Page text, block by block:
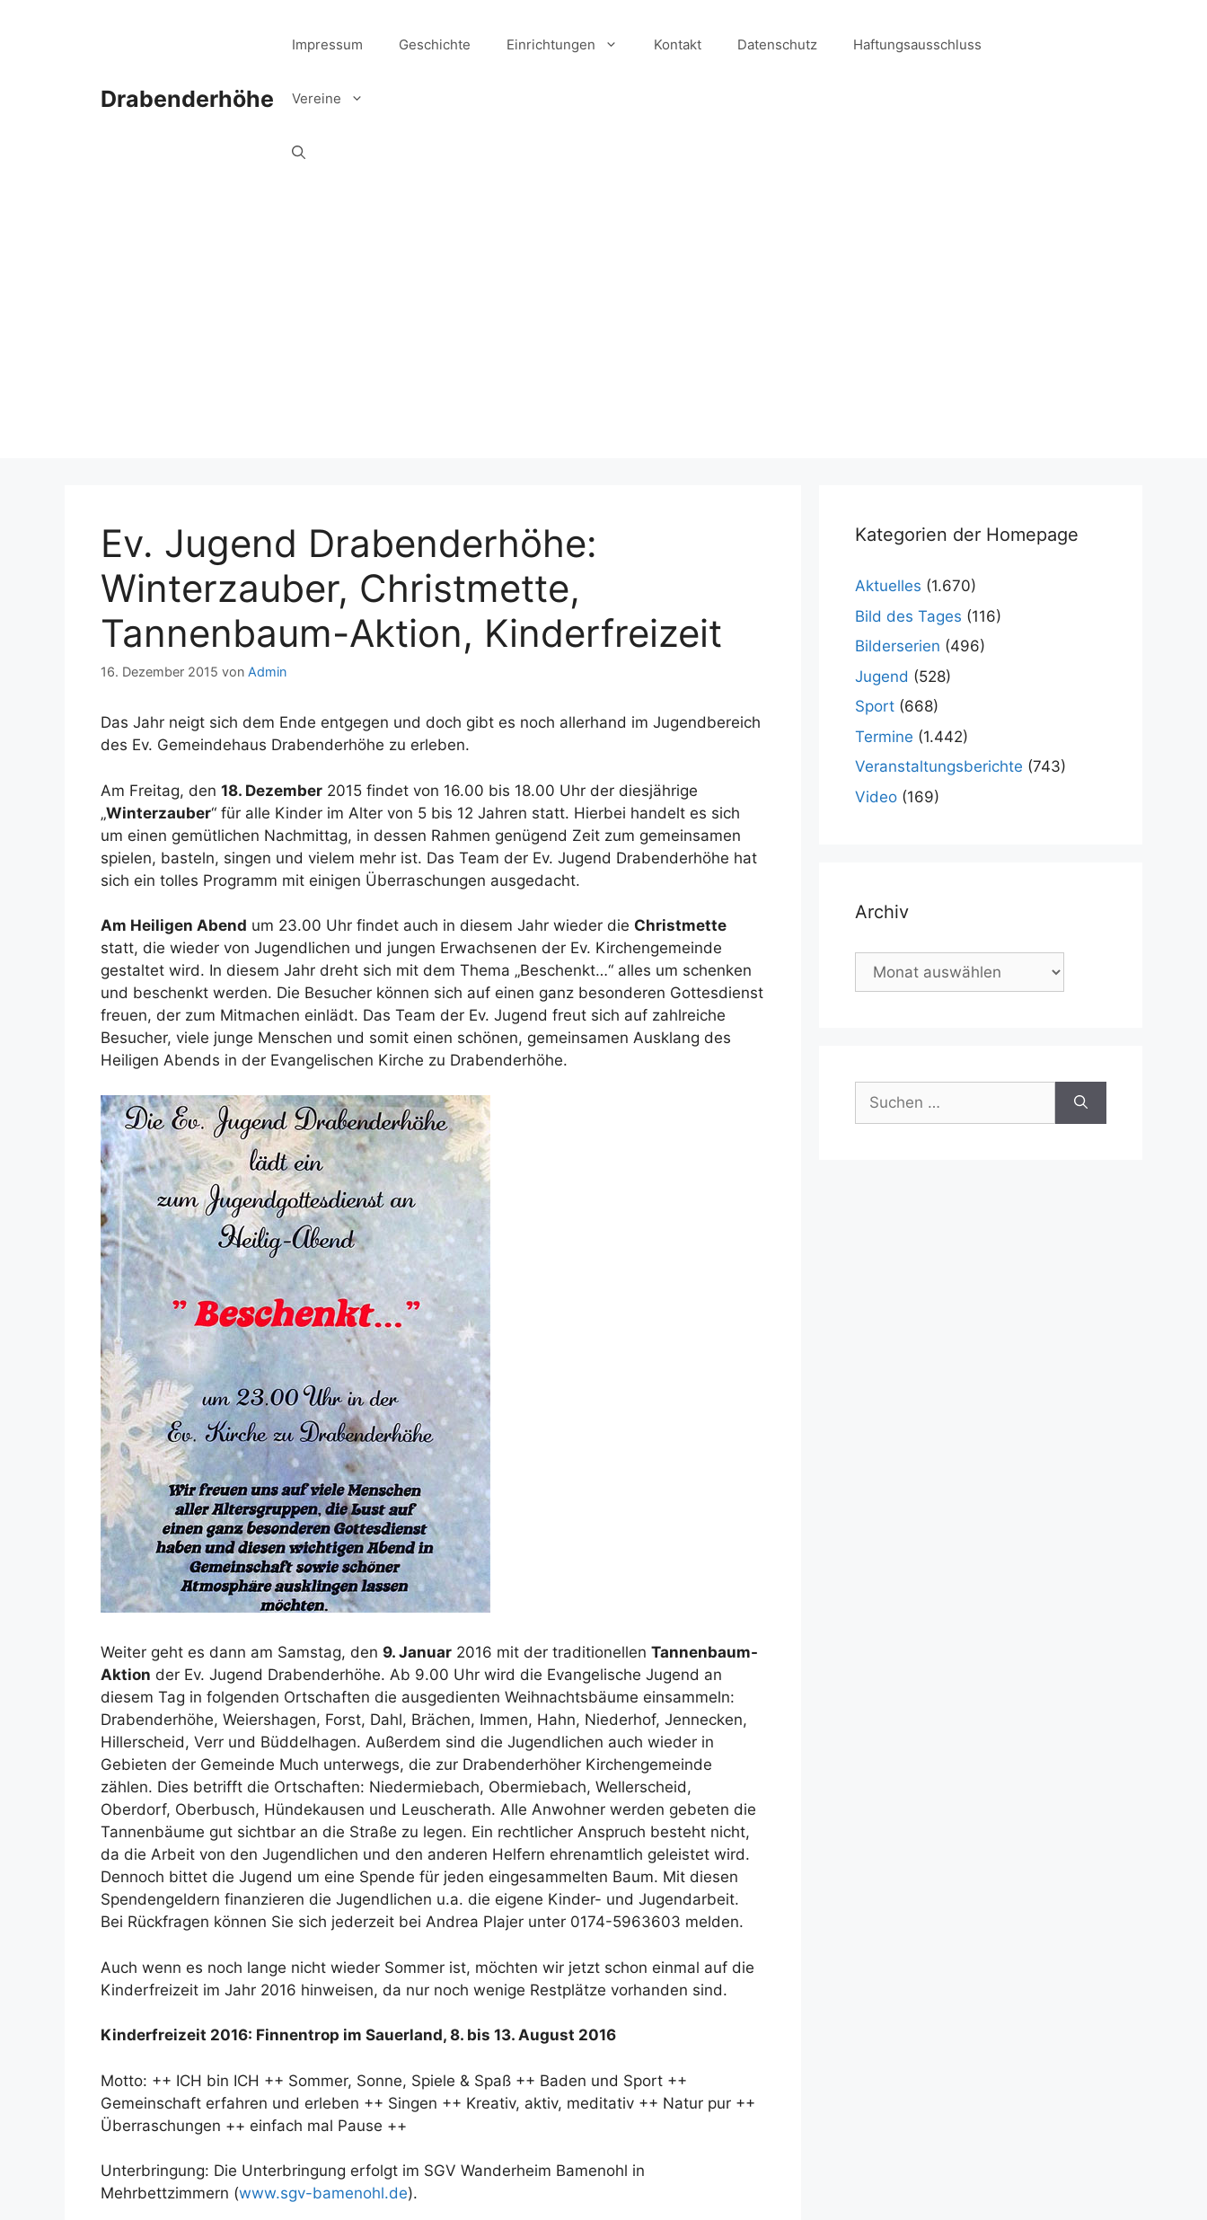
Drabenderhöhe
Impressum Geschichte Einrichtungen Kontakt Datenschutz Haftungsausschluss
Vereine
Ev. Jugend Drabenderhöhe:
Winterzauber, Christmette,
Tannenbaum-Aktion, Kinderfreizeit
16. Dezember 2015 von Admin
Das Jahr neigt sich dem Ende entgegen und doch gibt es noch allerhand im Jugendbereich
des Ev. Gemeindehaus Drabenderhöhe zu erleben.
Am Freitag, den 18. Dezember 2015 findet von 16.00 bis 18.00 Uhr der diesjährige
„Winterzauber“ für alle Kinder im Alter von 5 bis 12 Jahren statt. Hierbei handelt es sich
um einen gemütlichen Nachmittag, in dessen Rahmen genügend Zeit zum gemeinsamen
spielen, basteln, singen und vielem mehr ist. Das Team der Ev. Jugend Drabenderhöhe hat
sich ein tolles Programm mit einigen Überraschungen ausgedacht.
Am Heiligen Abend um 23.00 Uhr findet auch in diesem Jahr wieder die Christmette
statt, die wieder von Jugendlichen und jungen Erwachsenen der Ev. Kirchengemeinde
gestaltet wird. In diesem Jahr dreht sich mit dem Thema „Beschenkt…“ alles um schenken
und beschenkt werden. Die Besucher können sich auf einen ganz besonderen Gottesdienst
freuen, der zum Mitmachen einlädt. Das Team der Ev. Jugend freut sich auf zahlreiche
Besucher, viele junge Menschen und somit einen schönen, gemeinsamen Ausklang des
Heiligen Abends in der Evangelischen Kirche zu Drabenderhöhe.
Weiter geht es dann am Samstag, den 9. Januar 2016 mit der traditionellen Tannenbaum-
Aktion der Ev. Jugend Drabenderhöhe. Ab 9.00 Uhr wird die Evangelische Jugend an
diesem Tag in folgenden Ortschaften die ausgedienten Weihnachtsbäume einsammeln:
Drabenderhöhe, Weiershagen, Forst, Dahl, Brächen, Immen, Hahn, Niederhof, Jennecken,
Hillerscheid, Verr und Büddelhagen. Außerdem sind die Jugendlichen auch wieder in
Gebieten der Gemeinde Much unterwegs, die zur Drabenderhöher Kirchengemeinde
zählen. Dies betrifft die Ortschaften: Niedermiebach, Obermiebach, Wellerscheid,
Oberdorf, Oberbusch, Hündekausen und Leuscherath. Alle Anwohner werden gebeten die
Tannenbäume gut sichtbar an die Straße zu legen. Ein rechtlicher Anspruch besteht nicht,
da die Arbeit von den Jugendlichen und den anderen Helfern ehrenamtlich geleistet wird.
Dennoch bittet die Jugend um eine Spende für jeden eingesammelten Baum. Mit diesen
Spendengeldern finanzieren die Jugendlichen u.a. die eigene Kinder- und Jugendarbeit.
Bei Rückfragen können Sie sich jederzeit bei Andrea Plajer unter 0174-5963603 melden.
Auch wenn es noch lange nicht wieder Sommer ist, möchten wir jetzt schon einmal auf die
Kinderfreizeit im Jahr 2016 hinweisen, da nur noch wenige Restplätze vorhanden sind.
Kinderfreizeit 2016: Finnentrop im Sauerland, 8. bis 13. August 2016
Motto: ++ ICH bin ICH ++ Sommer, Sonne, Spiele & Spaß ++ Baden und Sport ++
Gemeinschaft erfahren und erleben ++ Singen ++ Kreativ, aktiv, meditativ ++ Natur pur ++
Überraschungen ++ einfach mal Pause ++
Unterbringung: Die Unterbringung erfolgt im SGV Wanderheim Bamenohl in
Mehrbettzimmern (www.sgv-bamenohl.de).
Kategorien der Homepage
Aktuelles (1.670)
Bild des Tages (116)
Bilderserien (496)
Jugend (528)
Sport (668)
Termine (1.442)
Veranstaltungsberichte (743)
Video (169)
Archiv
Archiv
nach: